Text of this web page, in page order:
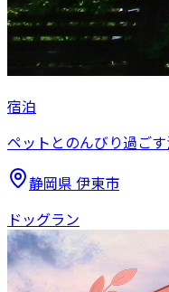
宿泊
ペットとのんびり過ご
静岡県 伊東市
ドッグラン